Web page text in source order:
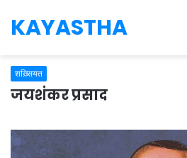
KAYASTHA
शख़्सियत
जयशंकर प्रसाद